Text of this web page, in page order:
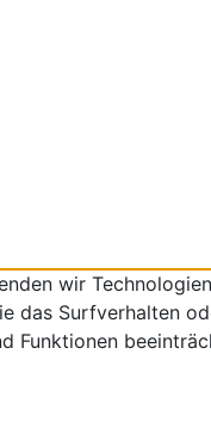
wir
das Surfverhalten
Funktionen